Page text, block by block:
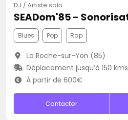
DJ / Artiste solo
Blues Pop Rap
La Roche-sur-Yon (85)
Déplacement jusqu’à 150 kms
À partir de 600€
Contacter